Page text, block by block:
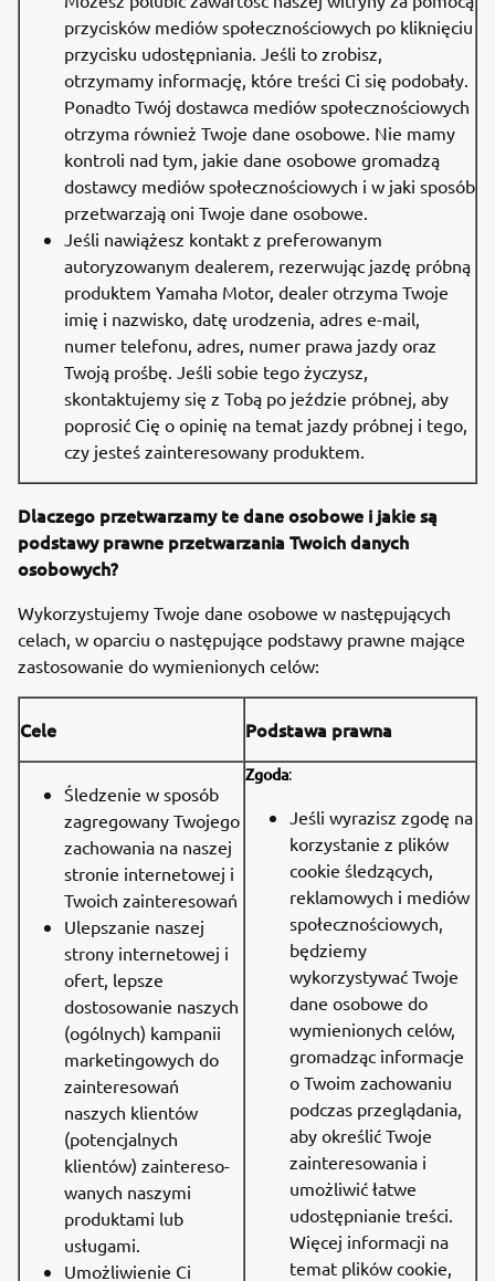
przycisków mediów społecznościowych po kliknięciu
przycisku udostępniania. Jeśli to zrobisz,
otrzymamy informację, które treści Ci się podobały.
Ponadto Twój dostawca mediów społecznościowych
otrzyma również Twoje dane osobowe. Nie mamy
kontroli nad tym, jakie dane osobowe gromadzą
dostawcy mediów społecznościowych i w jaki sposób
przetwarzają oni Twoje dane osobowe.
Jeśli nawiążesz kontakt z preferowanym
autoryzowanym dealerem, rezerwując jazdę próbną
produktem Yamaha Motor, dealer otrzyma Twoje
imię i nazwisko, datę urodzenia, adres e-mail,
numer telefonu, adres, numer prawa jazdy oraz
Twoją prośbę. Jeśli sobie tego życzysz,
skontaktujemy się z Tobą po jeździe próbnej, aby
poprosić Cię o opinię na temat jazdy próbnej i tego,
czy jesteś zainteresowany produktem.
Dlaczego przetwarzamy te dane osobowe i jakie są
podstawy prawne przetwarzania Twoich danych
osobowych?
Wykorzystujemy Twoje dane osobowe w następujących
celach, w oparciu o następujące podstawy prawne mające
zastosowanie do wymienionych celów:
Cele Podstawa prawna
Śledzenie w sposób
zagregowany Twojego
zachowania na naszej
stronie internetowej i
Twoich zainteresowań
Ulepszanie naszej
strony internetowej i
ofert, lepsze
dostosowanie naszych
(ogólnych) kampanii
marketingowych do
zainteresowań
naszych klientów
(potencjalnych
klientów) zaintereso-
wanych naszymi
produktami lub
usługami.
Umożliwienie Ci
Zgoda:
Jeśli wyrazisz zgodę na
korzystanie z plików
cookie śledzących,
reklamowych i mediów
społecznościowych,
będziemy
wykorzystywać Twoje
dane osobowe do
wymienionych celów,
gromadząc informacje
o Twoim zachowaniu
podczas przeglądania,
aby określić Twoje
zainteresowania i
umożliwić łatwe
udostępnianie treści.
Więcej informacji na
temat plików cookie,